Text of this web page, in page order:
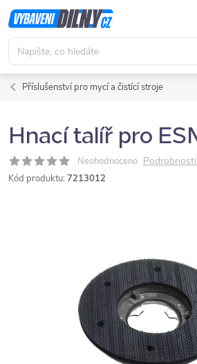
Přejít
na
obsah
Příslušenství pro mycí a čistící stroje
Hnací talíř pro
Neohodnoceno
Kód produktu: 7213012